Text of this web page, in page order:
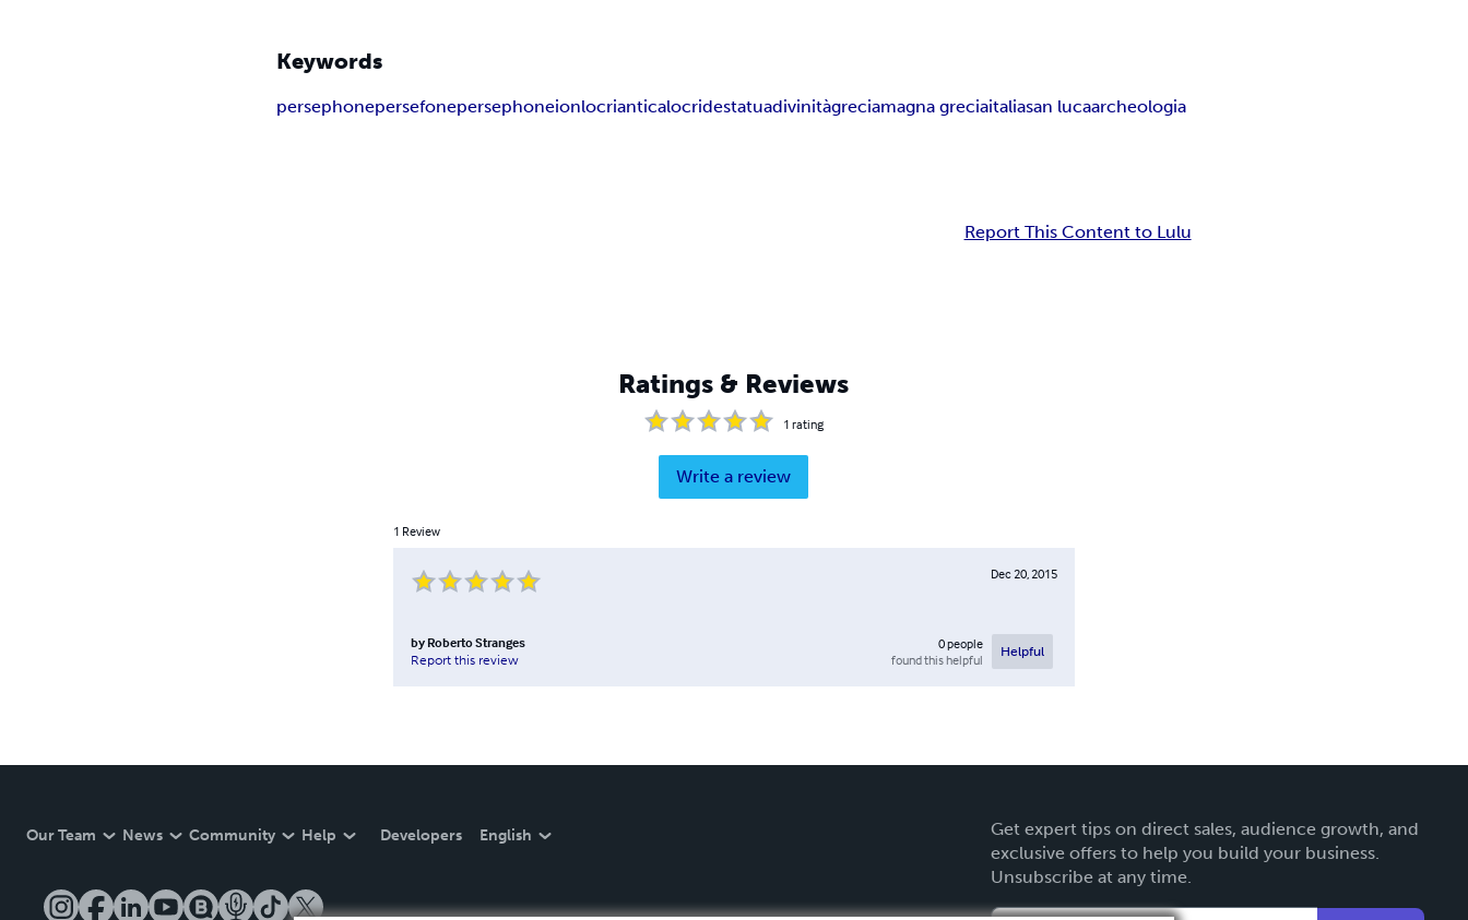
Keywords
persephonepersefonepersephoneionlocrianticalocridestatuadivinitàgreciamagna greciaitaliasan lucaarcheologia
Report This Content to Lulu
Ratings & Reviews
1 rating
Write a review
1 Review
Dec 20, 2015
by Roberto Stranges
Report this review
0people
found this helpful
Helpful
Our Team News Community Help Developers English
Get expert tips on direct sales, audience growth, and
exclusive offers to help you build your business.
Unsubscribe at any time.